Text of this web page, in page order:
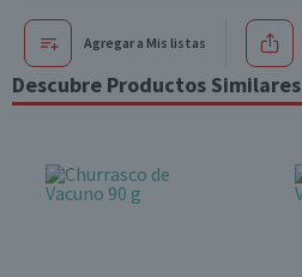
Agregar a Mis listas
Descubre Productos Similares